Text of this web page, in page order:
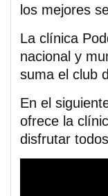
los mejores
La clínica
nacional y
suma el club
En el
ofrece la
disfrutar